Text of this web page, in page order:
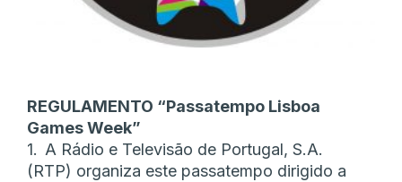
REGULAMENTO “Passatempo Lisboa
Games Week”
1. A Rádio e Televisão de Portugal, S.A.
(RTP) organiza este passatempo dirigido a